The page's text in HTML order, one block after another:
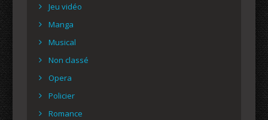
Jeu vidéo
Manga
Musical
Non classé
Opera
Policier
Romance